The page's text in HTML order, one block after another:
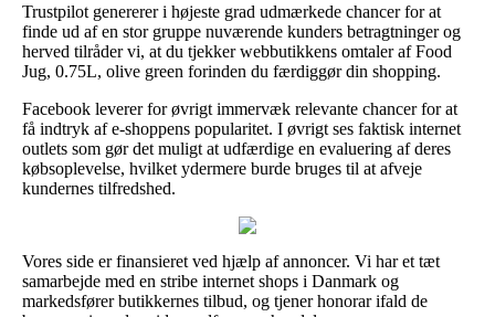
Trustpilot genererer i højeste grad udmærkede chancer for at
finde ud af en stor gruppe nuværende kunders betragtninger og
herved tilråder vi, at du tjekker webbutikkens omtaler af Food
Jug, 0.75L, olive green forinden du færdiggør din shopping.
Facebook leverer for øvrigt immervæk relevante chancer for at
få indtryk af e-shoppens popularitet. I øvrigt ses faktisk internet
outlets som gør det muligt at udfærdige en evaluering af deres
købsoplevelse, hvilket ydermere burde bruges til at afveje
kundernes tilfredshed.
Vores side er finansieret ved hjælp af annoncer. Vi har et tæt
samarbejde med en stribe internet shops i Danmark og
markedsfører butikkernes tilbud, og tjener honorar ifald de